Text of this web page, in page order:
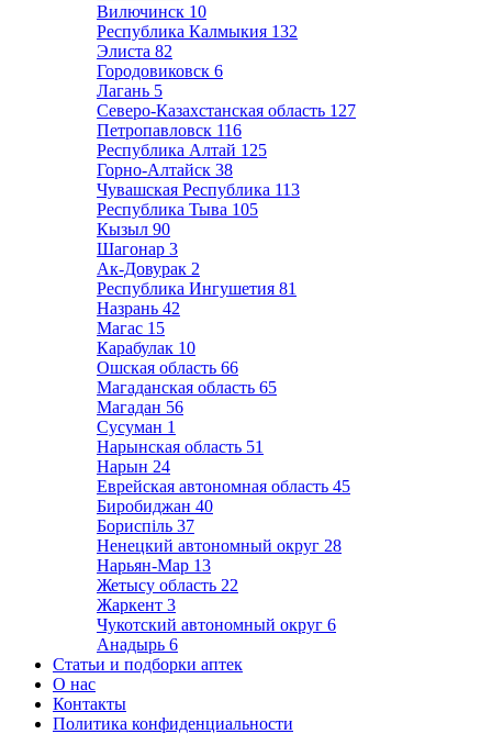
Вилючинск 10
Республика Калмыкия 132
Элиста 82
Городовиковск 6
Лагань 5
Северо-Казахстанская область 127
Петропавловск 116
Республика Алтай 125
Горно-Алтайск 38
Чувашская Республика 113
Республика Тыва 105
Кызыл 90
Шагонар 3
Ак-Довурак 2
Республика Ингушетия 81
Назрань 42
Магас 15
Карабулак 10
Ошская область 66
Магаданская область 65
Магадан 56
Сусуман 1
Нарынская область 51
Нарын 24
Еврейская автономная область 45
Биробиджан 40
Бориспіль 37
Ненецкий автономный округ 28
Нарьян-Мар 13
Жетысу область 22
Жаркент 3
Чукотский автономный округ 6
Анадырь 6
Статьи и подборки аптек
О нас
Контакты
Политика конфиденциальности